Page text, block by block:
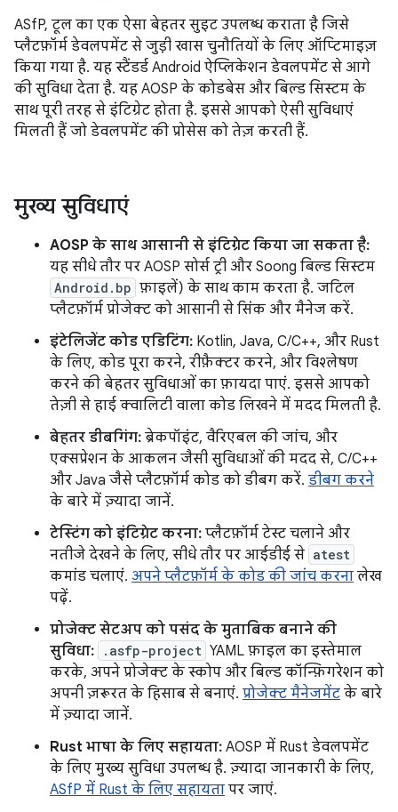
ASfP, टूल का एक ऐसा बेहतर सुइट उपलब्ध कराता है जिसे
प्लैटफ़ॉर्म डेवलपमेंट से जुड़ी खास चुनौतियों के लिए ऑप्टिमाइज़
किया गया है. यह स्टैंडर्ड Android ऐप्लिकेशन डेवलपमेंट से आगे
की सुविधा देता है. यह AOSP के कोडबेस और बिल्ड सिस्टम के
साथ पूरी तरह से इंटिग्रेट होता है. इससे आपको ऐसी सुविधाएं
मिलती हैं जो डेवलपमेंट की प्रोसेस को तेज़ करती हैं.
मुख्य सुविधाएं
AOSP के साथ आसानी से इंटिग्रेट किया जा सकता है:
यह सीधे तौर पर AOSP सोर्स ट्री और Soong बिल्ड सिस्टम
Android.bp फ़ाइलें) के साथ काम करता है. जटिल
प्लैटफ़ॉर्म प्रोजेक्ट को आसानी से सिंक और मैनेज करें.
इंटेलिजेंट कोड एडिटिंग: Kotlin, Java, C/C++, और Rust
के लिए, कोड पूरा करने, रीफ़ैक्टर करने, और विश्लेषण
करने की बेहतर सुविधाओं का फ़ायदा पाएं. इससे आपको
तेज़ी से हाई क्वालिटी वाला कोड लिखने में मदद मिलती है.
बेहतर डीबगिंग: ब्रेकपॉइंट, वैरिएबल की जांच, और
एक्सप्रेशन के आकलन जैसी सुविधाओं की मदद से, C/C++
और Java जैसे प्लैटफ़ॉर्म कोड को डीबग करें. डीबग करने
के बारे में ज़्यादा जानें.
टेस्टिंग को इंटिग्रेट करना: प्लैटफ़ॉर्म टेस्ट चलाने और
नतीजे देखने के लिए, सीधे तौर पर आईडीई से atest
कमांड चलाएं. अपने प्लैटफ़ॉर्म के कोड की जांच करना लेख
पढ़ें.
प्रोजेक्ट सेटअप को पसंद के मुताबिक बनाने की
सुविधा:
.asfp-project YAML फ़ाइल का इस्तेमाल
करके, अपने प्रोजेक्ट के स्कोप और बिल्ड कॉन्फ़िगरेशन को
अपनी ज़रूरत के हिसाब से बनाएं. प्रोजेक्ट मैनेजमेंट के बारे
में ज़्यादा जानें.
Rust भाषा के लिए सहायता: AOSP में Rust डेवलपमेंट
के लिए मुख्य सुविधा उपलब्ध है. ज़्यादा जानकारी के लिए,
ASfP में Rust के लिए सहायता पर जाएं.